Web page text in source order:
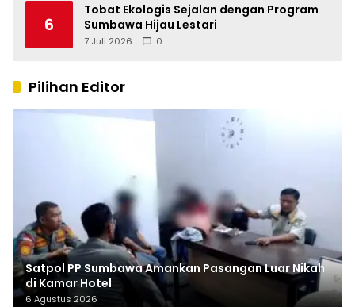
6
Tobat Ekologis Sejalan dengan Program
Sumbawa Hijau Lestari
7 Juli 2026 0
Pilihan Editor
Satpol PP Sumbawa Amankan Pasangan Luar Nikah
di Kamar Hotel
6 Agustus 2026